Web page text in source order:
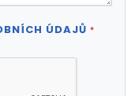
ÚDAJŮ *